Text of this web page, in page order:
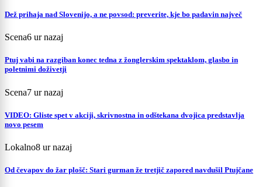
Dež prihaja nad Slovenijo, a ne povsod: preverite, kje bo padavin največ
Scena6 ur nazaj
Ptuj vabi na razgiban konec tedna z žonglerskim spektaklom, glasbo in
poletnimi doživetji
Scena7 ur nazaj
VIDEO: Gliste spet v akciji, skrivnostna in odštekana dvojica predstavlja
novo pesem
Lokalno8 ur nazaj
Od čevapov do žar plošč: Stari gurman že tretjič zapored navdušil Ptujčane